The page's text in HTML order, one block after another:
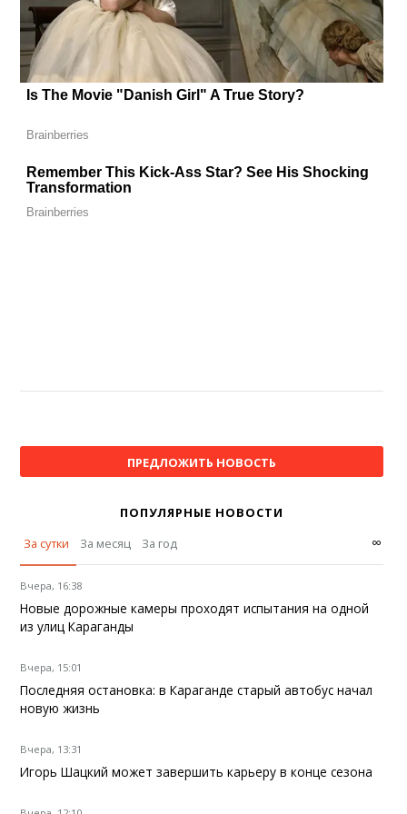
ПРЕДЛОЖИТЬ НОВОСТЬ
ПОПУЛЯРНЫЕ НОВОСТИ
За сутки
За месяц За год ∞
Вчера, 16:38
Новые дорожные камеры проходят испытания на одной
из улиц Караганды
Вчера, 15:01
Последняя остановка: в Караганде старый автобус начал
новую жизнь
Вчера, 13:31
Игорь Шацкий может завершить карьеру в конце сезона